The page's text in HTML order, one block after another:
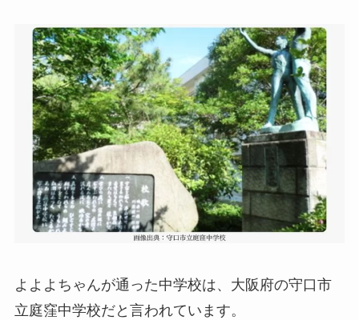
よよよちゃんが通った中学校は、大阪府の守口市
立庭窪中学校だと言われています。